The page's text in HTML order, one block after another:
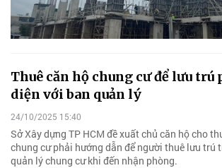
Thuê căn hộ chung cư để lưu
diện với ban quản lý
24/10/2025 15:40
Sở Xây dựng TP HCM đề xuất chủ căn hộ cho
chung cư phải hướng dẫn để người thuê lưu trú
quản lý chung cư khi đến nhận phòng.